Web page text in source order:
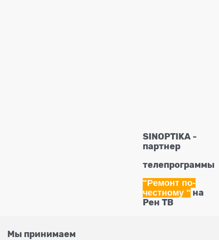
SINOPTIKA -
партнер
телепрограммы
"Ремонт по-
честному " на
Рен ТВ
Мы принимаем